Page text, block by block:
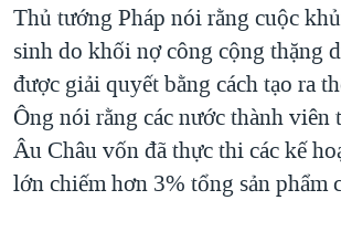
Thủ tướng Pháp nói rằng cuộc
sinh do khối nợ công cộng thặng
được giải quyết bằng cách tạo ra
Ông nói rằng các nước thành
Âu Châu vốn đã thực thi các kế
lớn chiếm hơn 3% tổng sản phẩm